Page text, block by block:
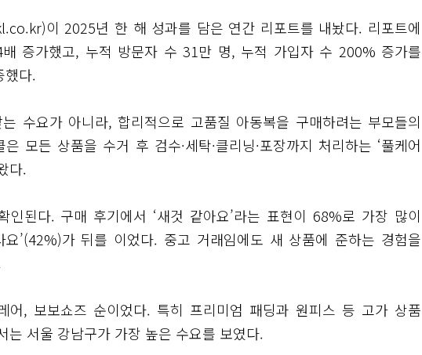
이 2025년 한 해 성과를 담은 연간 리포트를 내놨다. 리포트에
증가했고, 누적 방문자 수 31만 명, 누적 가입자 수 200% 증가를
했다.
수요가 아니라, 합리적으로 고품질 아동복을 구매하려는 부모들의
모든 상품을 수거 후 검수·세탁·클리닝·포장까지 처리하는 ‘풀케어
다.
된다. 구매 후기에서 ‘새것 같아요’라는 표현이 68%로 가장 많이
’(42%)가 뒤를 이었다. 중고 거래임에도 새 상품에 준하는 경험을
어, 보보쇼즈 순이었다. 특히 프리미엄 패딩과 원피스 등 고가 상품
서울 강남구가 가장 높은 수요를 보였다.